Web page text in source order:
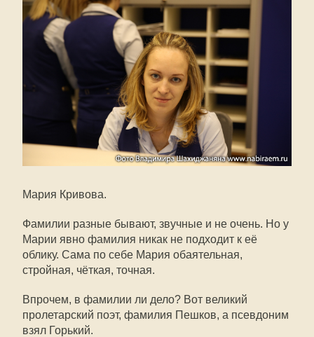
Мария Кривова.
Фамилии разные бывают, звучные и не очень. Но у
Марии явно фамилия никак не подходит к её
облику. Сама по себе Мария обаятельная,
стройная, чёткая, точная.
Впрочем, в фамилии ли дело? Вот великий
пролетарский поэт, фамилия Пешков, а псевдоним
взял Горький.